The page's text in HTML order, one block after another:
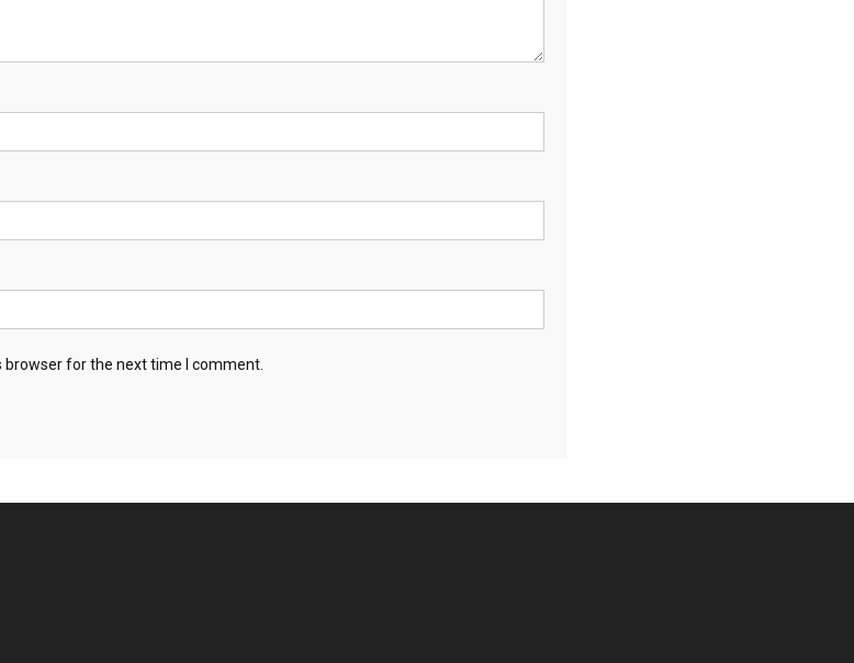
for the next time I comment.